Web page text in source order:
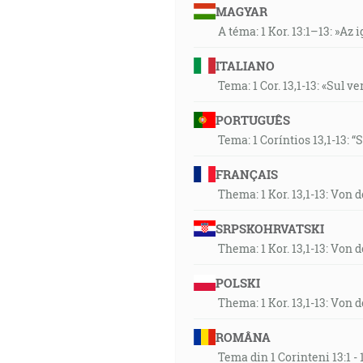
nasledujme ho, a jestli je
Vtedy padnul oheň
vy mi budete za synov a za
A Hospodin, tvoj Bôh,
srdcom a celou svojou
prikázania, ktoré ti ja
plode svojho života, v plode
A Ježiš mu riekol: Milovať
MAGYAR
A téma: 1 Kor. 13:1–13:
ITALIANO
Tema: 1 Cor. 13,1-13: «Sul
PORTUGUÊS
Tema: 1 Coríntios 13,1-13:
FRANÇAIS
Thema: 1 Kor. 13,1-13:
SRPSKOHRVATSKI
Thema: 1 Kor. 13,1-13:
POLSKI
Thema: 1 Kor. 13,1-13:
ROMÂNA
Tema din 1 Corinteni 13:1